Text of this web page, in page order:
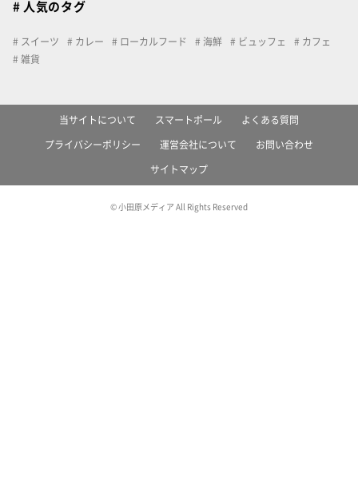
# 人気のタグ
スイーツ カレー ローカルフード 海鮮 ビュッフェ
カフェ
雑貨
当サイトについて スマートポール よくある質問
プライバシーポリシー 運営会社について お問い合わせ
サイトマップ
© 小田原メディア All Rights Reserved